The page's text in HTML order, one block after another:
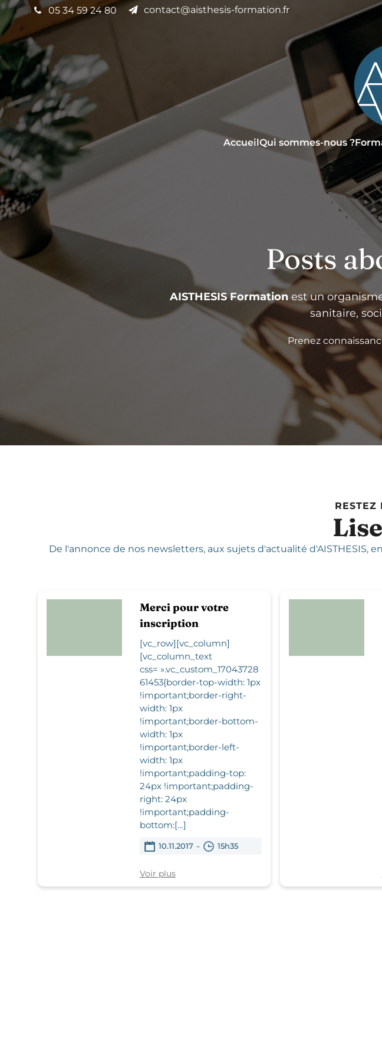
05 34 59 24 80 contact@aisthesis-formation.fr
AccueilQui sommes-nous ?
Posts
AISTHESIS Formation est un
sanitaire,
Prenez
RESTEZ
De l'annonce de nos newsletters, aux sujets d'actualité d'AISTHESIS,en
Merci pour votre
inscription
[vc_row][vc_column]
[vc_column_text
css= ».vc_custom_17043728
61453{border-top-width: 1px
!important;border-right-
width: 1px
!important;border-bottom-
width: 1px
!important;border-left-
width: 1px
!important;padding-top:
24px !important;padding-
right: 24px
!important;padding-
bottom:[…]
10.11.2017 - 15h35
Voir plus